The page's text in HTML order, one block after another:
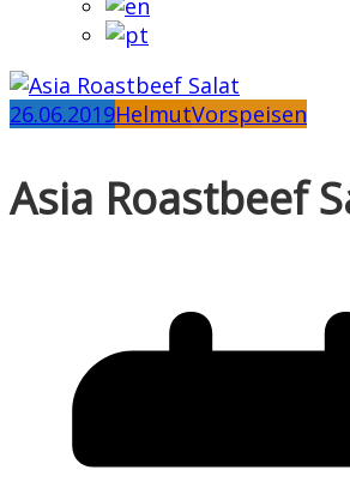
26.06.2019HelmutVorspeisen
Asia Roastbeef